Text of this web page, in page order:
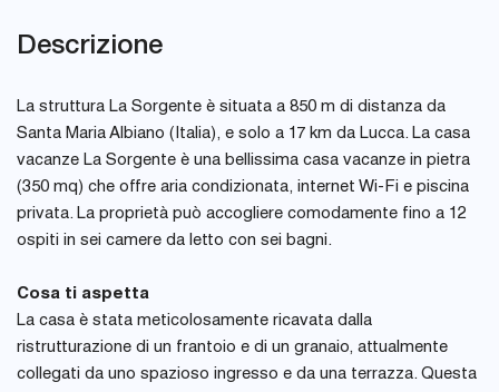
Descrizione
La struttura La Sorgente è situata a 850 m di distanza da
Santa Maria Albiano (Italia), e solo a 17 km da Lucca. La casa
vacanze La Sorgente è una bellissima casa vacanze in pietra
(350 mq) che offre aria condizionata, internet Wi-Fi e piscina
privata. La proprietà può accogliere comodamente fino a 12
ospiti in sei camere da letto con sei bagni.
Cosa ti aspetta
La casa è stata meticolosamente ricavata dalla
ristrutturazione di un frantoio e di un granaio, attualmente
collegati da uno spazioso ingresso e da una terrazza. Questa